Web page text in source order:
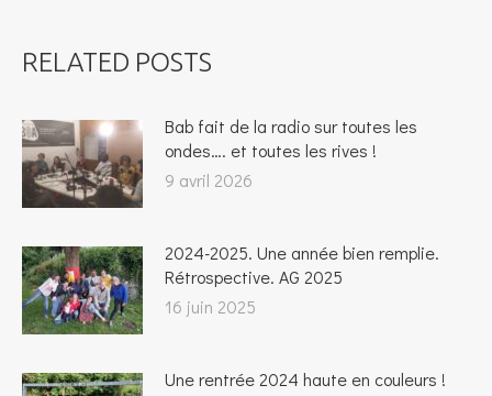
RELATED POSTS
Bab fait de la radio sur toutes les
ondes…. et toutes les rives !
9 avril 2026
2024-2025. Une année bien remplie.
Rétrospective. AG 2025
16 juin 2025
Une rentrée 2024 haute en couleurs !